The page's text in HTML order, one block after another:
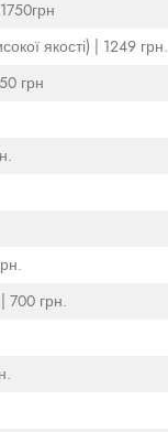
якості) | 1249 грн.
грн
700 грн.